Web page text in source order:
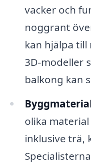
vacker och
noggrant
kan hjälpa till
3D-modeller
balkong kan
olika
inklusive trä,